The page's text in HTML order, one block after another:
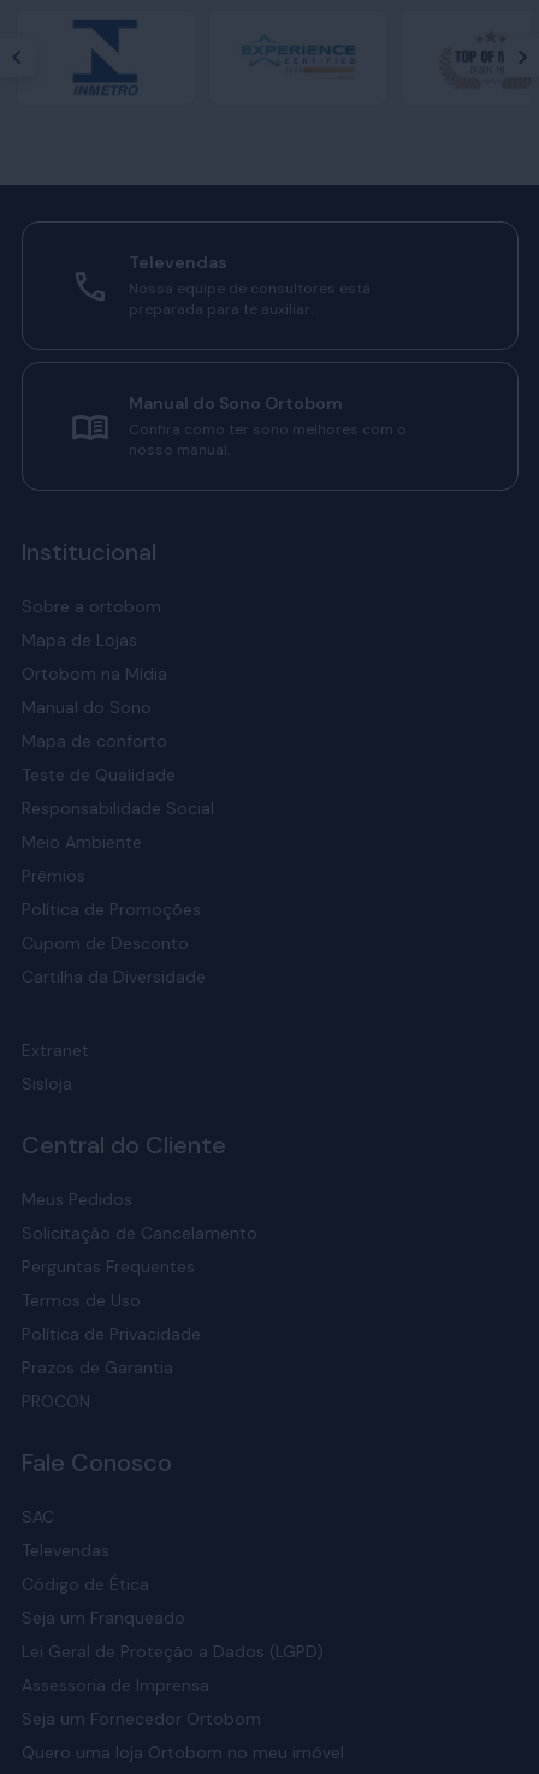
Televendas
Nossa equipe de consultores está
preparada para te auxiliar.
Manual do Sono Ortobom
Confira como ter sono melhores com o
nosso manual.
Institucional
Sobre a ortobom
Mapa de Lojas
Ortobom na Mídia
Manual do Sono
Mapa de conforto
Teste de Qualidade
Responsabilidade Social
Meio Ambiente
Prêmios
Política de Promoções
Cupom de Desconto
Cartilha da Diversidade
Extranet
Sisloja
Central do Cliente
Meus Pedidos
Solicitação de Cancelamento
Perguntas Frequentes
Termos de Uso
Política de Privacidade
Prazos de Garantia
PROCON
Fale Conosco
SAC
Televendas
Código de Ética
Seja um Franqueado
Lei Geral de Proteção a Dados (LGPD)
Assessoria de Imprensa
Seja um Fornecedor Ortobom
Quero uma loja Ortobom no meu imóvel